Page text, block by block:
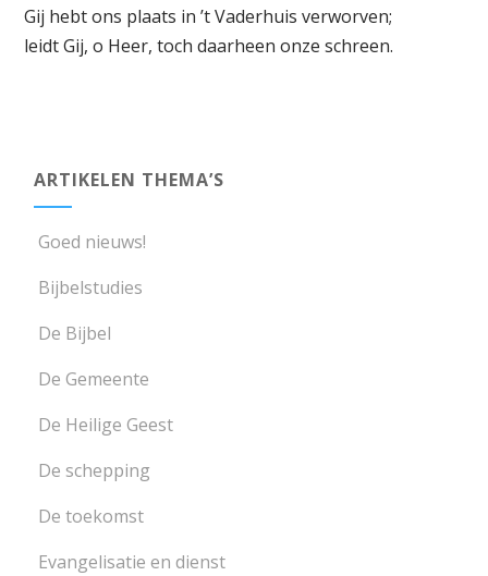
Gij hebt ons plaats in ’t Vaderhuis verworven;
leidt Gij, o Heer, toch daarheen onze schreen.
ARTIKELEN THEMA’S
Goed nieuws!
Bijbelstudies
De Bijbel
De Gemeente
De Heilige Geest
De schepping
De toekomst
Evangelisatie en dienst